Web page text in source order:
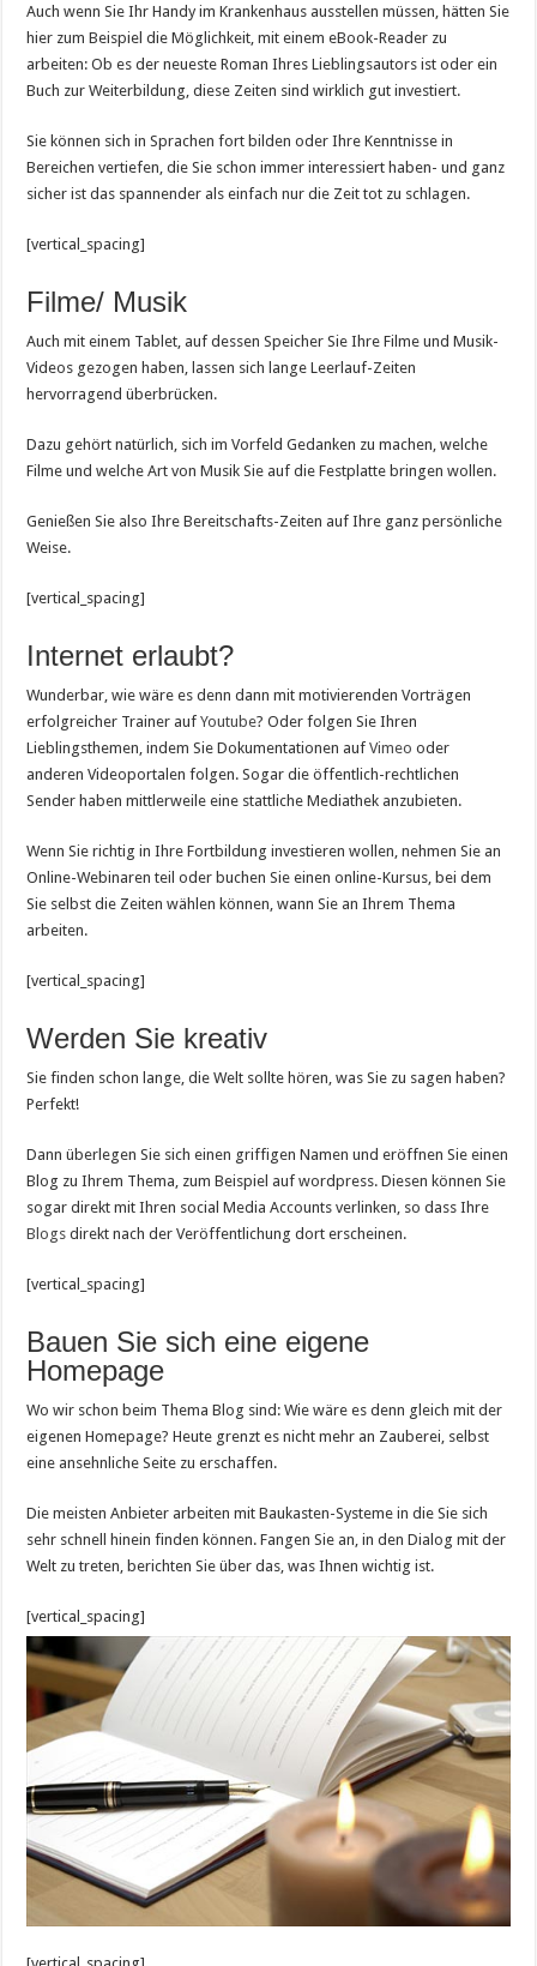
Auch wenn Sie Ihr Handy im Krankenhaus ausstellen müssen, hätten Sie
hier zum Beispiel die Möglichkeit, mit einem eBook-Reader zu
arbeiten: Ob es der neueste Roman Ihres Lieblingsautors ist oder ein
Buch zur Weiterbildung, diese Zeiten sind wirklich gut investiert.
Sie können sich in Sprachen fort bilden oder Ihre Kenntnisse in
Bereichen vertiefen, die Sie schon immer interessiert haben- und ganz
sicher ist das spannender als einfach nur die Zeit tot zu schlagen.
[vertical_spacing]
Filme/ Musik
Auch mit einem Tablet, auf dessen Speicher Sie Ihre Filme und Musik-
Videos gezogen haben, lassen sich lange Leerlauf-Zeiten
hervorragend überbrücken.
Dazu gehört natürlich, sich im Vorfeld Gedanken zu machen, welche
Filme und welche Art von Musik Sie auf die Festplatte bringen wollen.
Genießen Sie also Ihre Bereitschafts-Zeiten auf Ihre ganz persönliche
Weise.
[vertical_spacing]
Internet erlaubt?
Wunderbar, wie wäre es denn dann mit motivierenden Vorträgen
erfolgreicher Trainer aufYoutube? Oder folgen Sie Ihren
Lieblingsthemen, indem Sie Dokumentationen aufVimeo oder
anderen Videoportalen folgen. Sogar die öffentlich-rechtlichen
Sender haben mittlerweile eine stattliche Mediathek anzubieten.
Wenn Sie richtig in Ihre Fortbildung investieren wollen, nehmen Sie an
Online-Webinaren teil oder buchen Sie einen online-Kursus, bei dem
Sie selbst die Zeiten wählen können, wann Sie an Ihrem Thema
arbeiten.
[vertical_spacing]
Werden Sie kreativ
Sie finden schon lange, die Welt sollte hören, was Sie zu sagen haben?
Perfekt!
Dann überlegen Sie sich einen griffigen Namen und eröffnen Sie einen
Blog zu Ihrem Thema, zum Beispiel auf wordpress. Diesen können Sie
sogar direkt mit Ihren social Media Accounts verlinken, so dass Ihre
Blogs direkt nach der Veröffentlichung dort erscheinen.
[vertical_spacing]
Bauen Sie sich eine eigene
Homepage
Wo wir schon beim Thema Blog sind: Wie wäre es denn gleich mit der
eigenen Homepage? Heute grenzt es nicht mehr an Zauberei, selbst
eine ansehnliche Seite zu erschaffen.
Die meisten Anbieter arbeiten mit Baukasten-Systeme in die Sie sich
sehr schnell hinein finden können. Fangen Sie an, in den Dialog mit der
Welt zu treten, berichten Sie über das, was Ihnen wichtig ist.
[vertical_spacing]